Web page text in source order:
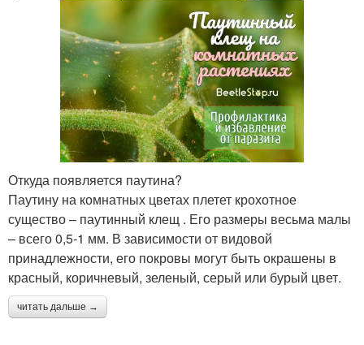
Откуда появляется паутина?
Паутину на комнатных цветах плетет крохотное
существо – паутинный клещ . Его размеры весьма малы
– всего 0,5-1 мм. В зависимости от видовой
принадлежности, его покровы могут быть окрашены в
красный, коричневый, зеленый, серый или бурый цвет.
читать дальше →